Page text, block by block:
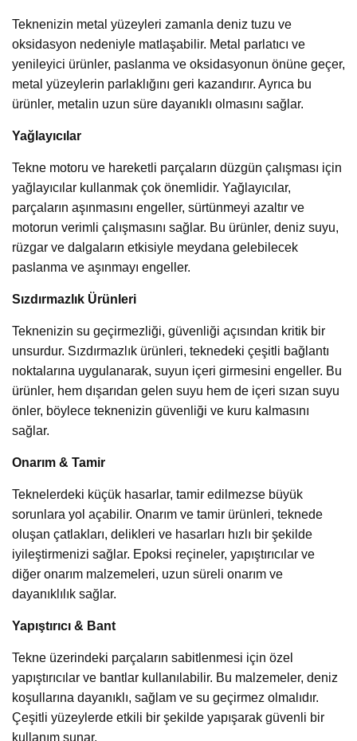
Teknenizin metal yüzeyleri zamanla deniz tuzu ve
oksidasyon nedeniyle matlaşabilir. Metal parlatıcı ve
yenileyici ürünler, paslanma ve oksidasyonun önüne geçer,
metal yüzeylerin parlaklığını geri kazandırır. Ayrıca bu
ürünler, metalin uzun süre dayanıklı olmasını sağlar.
Yağlayıcılar
Tekne motoru ve hareketli parçaların düzgün çalışması için
yağlayıcılar kullanmak çok önemlidir. Yağlayıcılar,
parçaların aşınmasını engeller, sürtünmeyi azaltır ve
motorun verimli çalışmasını sağlar. Bu ürünler, deniz suyu,
rüzgar ve dalgaların etkisiyle meydana gelebilecek
paslanma ve aşınmayı engeller.
Sızdırmazlık Ürünleri
Teknenizin su geçirmezliği, güvenliği açısından kritik bir
unsurdur. Sızdırmazlık ürünleri, teknedeki çeşitli bağlantı
noktalarına uygulanarak, suyun içeri girmesini engeller. Bu
ürünler, hem dışarıdan gelen suyu hem de içeri sızan suyu
önler, böylece teknenizin güvenliği ve kuru kalmasını
sağlar.
Onarım & Tamir
Teknelerdeki küçük hasarlar, tamir edilmezse büyük
sorunlara yol açabilir. Onarım ve tamir ürünleri, teknede
oluşan çatlakları, delikleri ve hasarları hızlı bir şekilde
iyileştirmenizi sağlar. Epoksi reçineler, yapıştırıcılar ve
diğer onarım malzemeleri, uzun süreli onarım ve
dayanıklılık sağlar.
Yapıştırıcı & Bant
Tekne üzerindeki parçaların sabitlenmesi için özel
yapıştırıcılar ve bantlar kullanılabilir. Bu malzemeler, deniz
koşullarına dayanıklı, sağlam ve su geçirmez olmalıdır.
Çeşitli yüzeylerde etkili bir şekilde yapışarak güvenli bir
kullanım sunar.